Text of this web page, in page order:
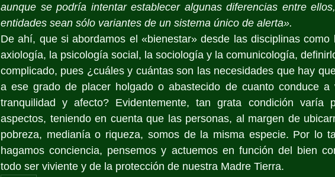
aunque se podría intentar establecer algunas diferencias entre
entidades sean sólo variantes de un sistema único de alerta».
De ahí, que si abordamos el «bienestar» desde las disciplinas
axiología, la psicología social, la sociología y la comunicología,
complicado, pues ¿cuáles y cuántas son las necesidades que hay
a ese grado de placer holgado o abastecido de cuanto conduce
tranquilidad y afecto? Evidentemente, tan grata condición varía
aspectos, teniendo en cuenta que las personas, al margen de
pobreza, medianía o riqueza, somos de la misma especie. Por lo
hagamos conciencia, pensemos y actuemos en función del bien
todo ser viviente y de la protección de nuestra Madre Tierra.